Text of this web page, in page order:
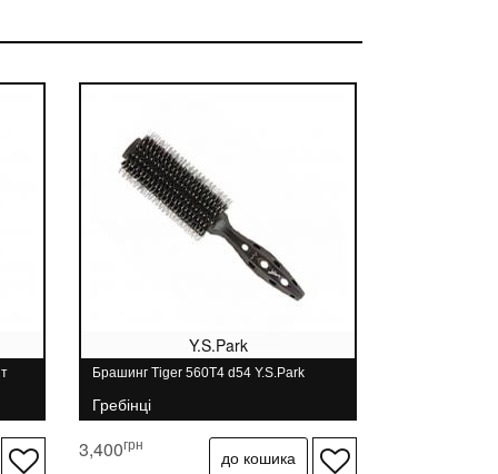
Y.S.Park
Брашинг Tiger 560T4 d54 Y.S.Park
Гребінці
3,400грн